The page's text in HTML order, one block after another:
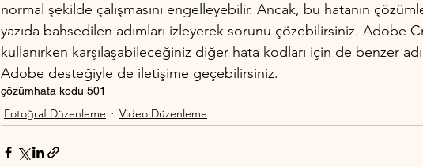
normal şekilde çalışmasını engelleyebilir. Ancak, bu hatanın
yazıda bahsedilen adımları izleyerek sorunu çözebilirsiniz. Adobe
kullanırken karşılaşabileceğiniz diğer hata kodları için de benzer
Adobe desteğiyle de iletişime geçebilirsiniz.
çözümhata kodu 501
Fotoğraf Düzenleme Video Düzenleme